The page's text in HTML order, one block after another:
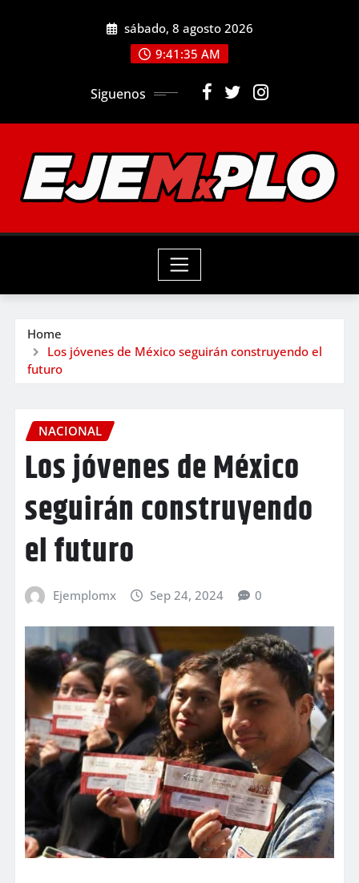
sábado, 8 agosto 2026
9:41:36 AM
Siguenos
Home
Los jóvenes de México seguirán construyendo el
futuro
NACIONAL
Los jóvenes de México
seguirán construyendo
el futuro
Ejemplomx Sep 24, 2024 0